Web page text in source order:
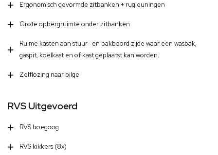
Ergonomisch gevormde zitbanken + rugleuningen
Grote opbergruimte onder zitbanken
Ruime kasten aan stuur- en bakboord zijde waar een wasbak,
gaspit, koelkast en of kast geplaatst kan worden.
Zelflozing naar bilge
RVS Uitgevoerd
RVS boegoog
RVS kikkers (8x)